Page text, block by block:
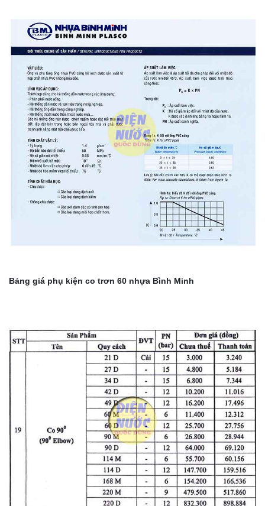
Bảng giá phụ kiện co trơn 60 nhựa Bình Minh